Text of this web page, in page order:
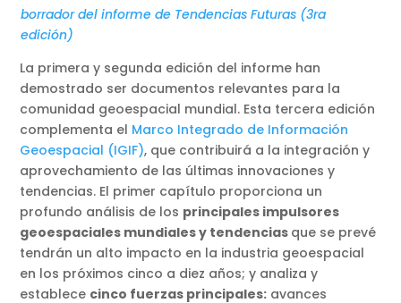
borrador del informe de Tendencias Futuras (3ra
edición)
La primera y segunda edición del informe han
demostrado ser documentos relevantes para la
comunidad geoespacial mundial. Esta tercera edición
complementa el Marco Integrado de Información
Geoespacial (IGIF), que contribuirá a la integración y
aprovechamiento de las últimas innovaciones y
tendencias. El primer capítulo proporciona un
profundo análisis de los principales impulsores
geoespaciales mundiales y tendencias que se prevé
tendrán un alto impacto en la industria geoespacial
en los próximos cinco a diez años; y analiza y
establece cinco fuerzas principales: avances